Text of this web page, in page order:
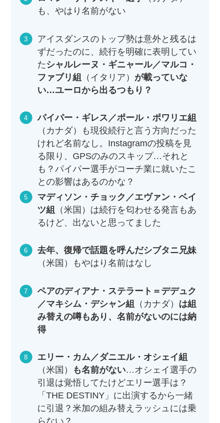
も、やはり名前がない
アイスダンスのトップ勢は意外と残るは
ずだったのに、続行を明確に表明してい
た シャルレーヌ・ギニャール／マルコ・
ファブリ組
（イタリア） が載っていな
い…ユーロから出るつもり？
パイパー・ギレス／ポール・ポワリエ組
（カナダ）も現役続行と言う方向だった
けれど名前なし。Instagramの投稿を見
る限り、GPSのみのスキップ…それと
も？パイパー選手がコーチ業に就いたこ
との影響はあるのかな？
マディソン・チョック／エヴァン・ベイ
ツ組
（米国）は続行を匂わせる発言もあ
るけど、出ないと思ってました
去年、復帰で話題を呼んだシブタニ兄妹
（米国）もやはり名前はなし
ペアのディアナ・ステラート＝デデュク
／マキシム・デシャン組
（カナダ） は組
み替えの噂もあり、名前がないのには納
得
エリー・カム／ダニエル・オシェイ組
（米国）
も名前がない…オシェイ選手の
引退は覚悟してたけどエリー選手は？
「THE DESTINY」に出演するから一緒
に引退？米加の組み替えラッシュには乗